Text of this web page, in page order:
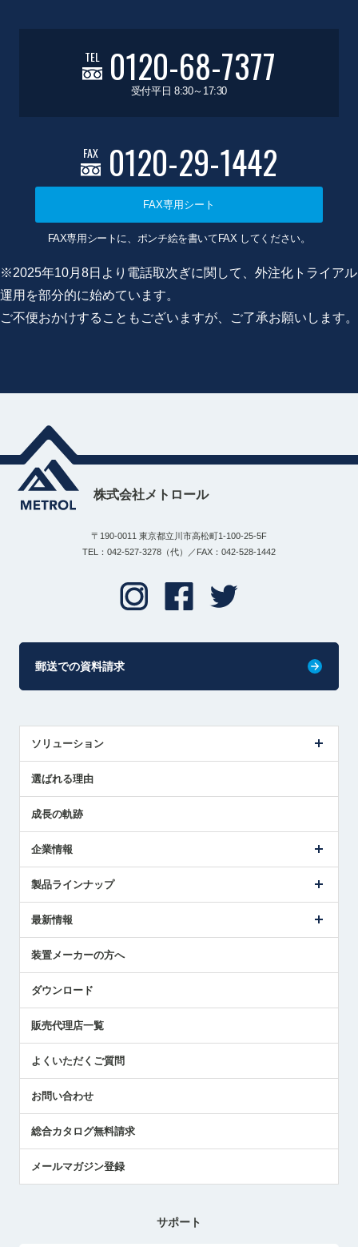
TEL 0120-68-7377
受付平日 8:30～17:30
FAX 0120-29-1442
FAX専用シート
FAX専用シートに、ポンチ絵を書いてFAX してください。
※2025年10月8日より電話取次ぎに関して、外注化トライアル
運用を部分的に始めています。
ご不便おかけすることもございますが、ご了承お願いします。
株式会社メトロール
〒190-0011 東京都立川市高松町1-100-25-5F
TEL：042-527-3278（代）／FAX：042-528-1442
郵送での資料請求
ソリューション
解決策提案
選ばれる理由
成長の軌跡
企業情報
ごあいさつ
受賞履歴
採用情報
国/地域/言語
製品ラインナップ
ツールセッタ製品
エアマイクロセンサ製品
最新情報
メトロールの技術
社員ブログ
中小企業のBCP地震対策
センサのテクニカルガイド
社長ブログ
装置メーカーの方へ
ダウンロード
販売代理店一覧
よくいただくご質問
お問い合わせ
総合カタログ無料請求
メールマガジン登録
サポート